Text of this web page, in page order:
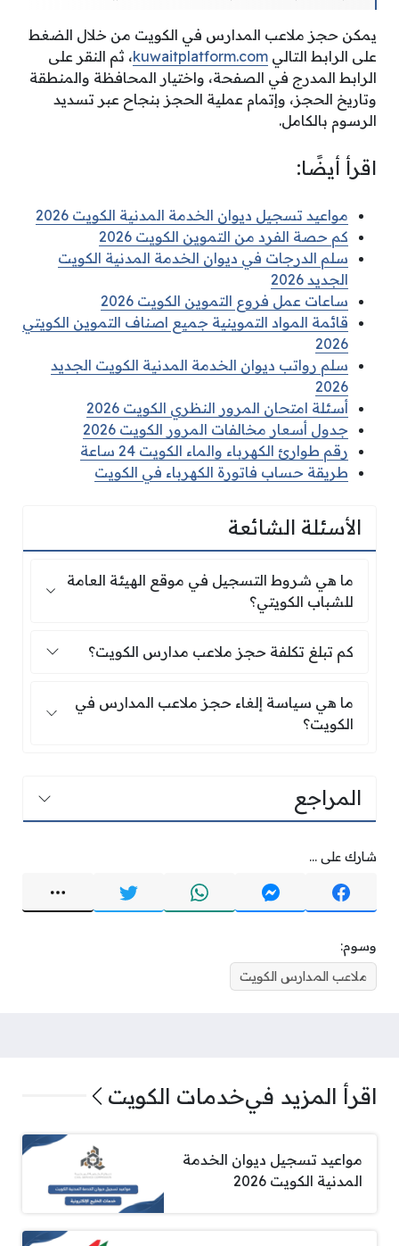
يمكن حجز ملاعب المدارس في الكويت من خلال الضغط
على الرابط التالي kuwaitplatform.com، ثم النقر على
الرابط المدرج في الصفحة، واختيار المحافظة والمنطقة
وتاريخ الحجز، وإتمام عملية الحجز بنجاح عبر تسديد
الرسوم بالكامل.
اقرأ أيضًا:
مواعيد تسجيل ديوان الخدمة المدنية الكويت 2026
كم حصة الفرد من التموين الكويت 2026
سلم الدرجات في ديوان الخدمة المدنية الكويت
الجديد 2026
ساعات عمل فروع التموين الكويت 2026
قائمة المواد التموينية جميع اصناف التموين الكويتي
2026
سلم رواتب ديوان الخدمة المدنية الكويت الجديد
2026
أسئلة امتحان المرور النظري الكويت 2026
جدول أسعار مخالفات المرور الكويت 2026
رقم طوارئ الكهرباء والماء الكويت 24 ساعة
طريقة حساب فاتورة الكهرباء في الكويت
الأسئلة الشائعة
ما هي شروط التسجيل في موقع الهيئة العامة
ما هي شروط التسجيل في موقع الهيئة العامة
للشباب الكويتي؟
كم تبلغ تكلفة حجز ملاعب مدارس الكويت؟
كم تبلغ تكلفة حجز ملاعب مدارس الكويت؟
ما هي سياسة إلغاء حجز ملاعب المدارس في
ما هي سياسة إلغاء حجز ملاعب المدارس في
الكويت؟
المراجع
شارك على ...
وسوم:
ملاعب المدارس الكويت
اقرأ المزيد فيخدمات الكويت
مواعيد تسجيل ديوان الخدمة
المدنية الكويت 2026